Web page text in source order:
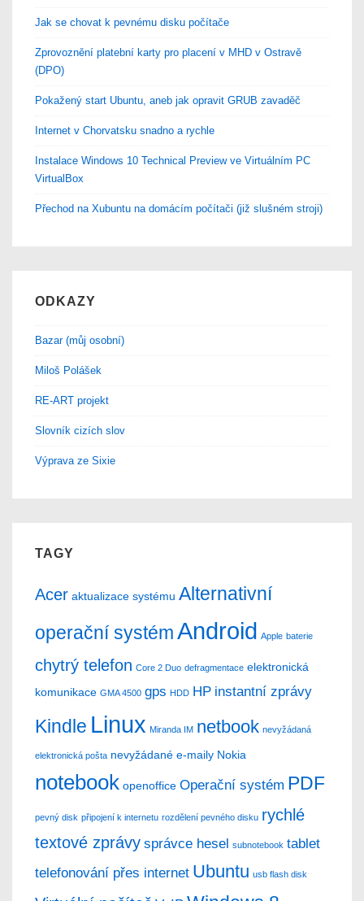
Jak se chovat k pevnému disku počítače
Zprovoznění platební karty pro placení v MHD v Ostravě
(DPO)
Pokažený start Ubuntu, aneb jak opravit GRUB zavaděč
Internet v Chorvatsku snadno a rychle
Instalace Windows 10 Technical Preview ve Virtuálním PC
VirtualBox
Přechod na Xubuntu na domácím počítači (již slušném stroji)
ODKAZY
Bazar (můj osobní)
Miloš Polášek
RE-ART projekt
Slovník cizích slov
Výprava ze Sixie
TAGY
Acer aktualizace systému Alternativní
operační systémAndroid Apple baterie
chytrý telefon Core 2 Duo defragmentace elektronická
komunikace GMA 4500 gps HDD HP instantní zprávy
Kindle Linux Miranda IM netbook nevyžádaná
elektronická pošta nevyžádané e-maily Nokia
notebook openoffice Operační systém PDF
pevný disk připojení k internetu rozdělení pevného disku rychlé
textové zprávy správce hesel subnotebook tablet
telefonování přes internet Ubuntu usb flash disk